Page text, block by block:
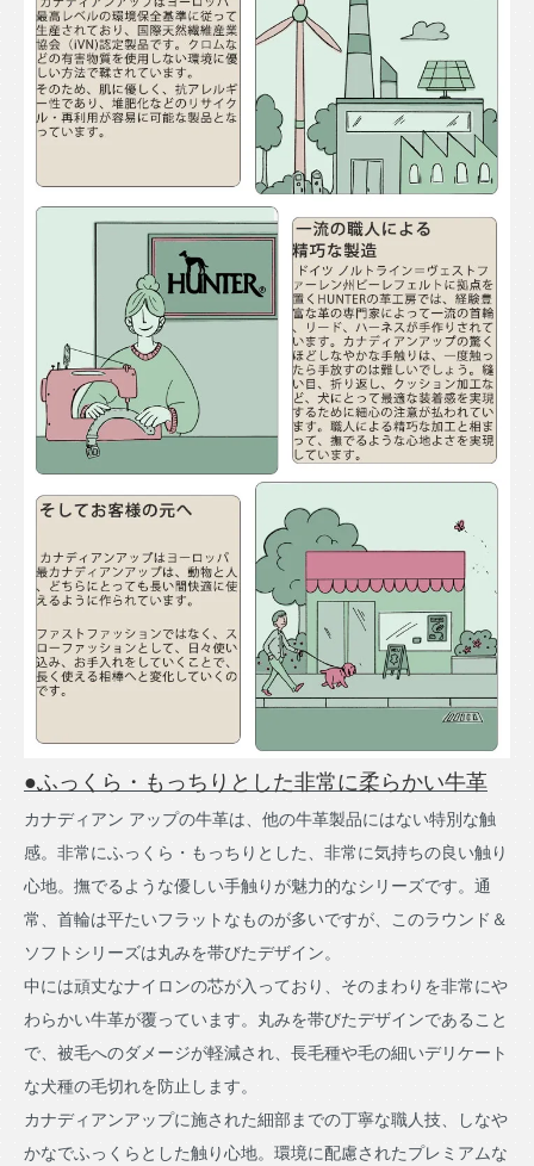
●ふっくら・もっちりとした非常に柔らかい牛革
カナディアン アップの牛革は、他の牛革製品にはない特別な触
感。非常にふっくら・もっちりとした、非常に気持ちの良い触り
心地。撫でるような優しい手触りが魅力的なシリーズです。通
常、首輪は平たいフラットなものが多いですが、このラウンド＆
ソフトシリーズは丸みを帯びたデザイン。
中には頑丈なナイロンの芯が入っており、そのまわりを非常にや
わらかい牛革が覆っています。丸みを帯びたデザインであること
で、被毛へのダメージが軽減され、長毛種や毛の細いデリケート
な犬種の毛切れを防止します。
カナディアンアップに施された細部までの丁寧な職人技、しなや
かなでふっくらとした触り心地。環境に配慮されたプレミアムな